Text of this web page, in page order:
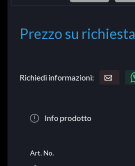
Prezzo su richiesta
Richiedi informazioni:
Info prodotto
Art. No.